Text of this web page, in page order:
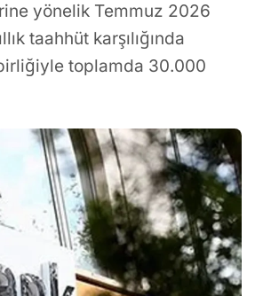
yönelik Temmuz 2026
taahhüt karşılığında
toplamda 30.000